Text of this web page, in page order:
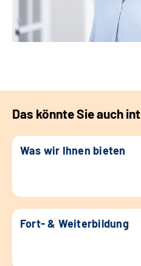
Das könnte Sie auch
Was wir Ihnen bieten
Fort- & Weiterbildung